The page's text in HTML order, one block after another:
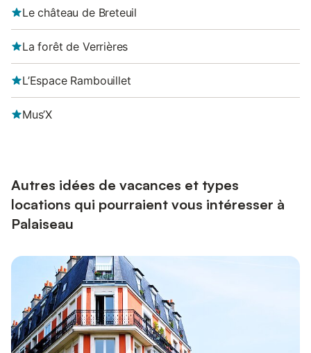
Le château de Breteuil
La forêt de Verrières
L’Espace Rambouillet
Mus’X
Autres idées de vacances et types
locations qui pourraient vous intéresser à
Palaiseau